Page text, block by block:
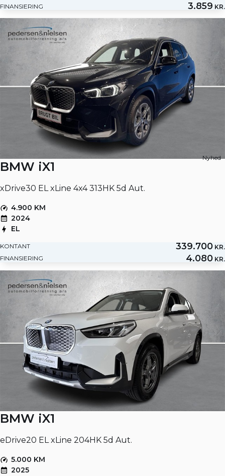
FINANSIERING
3.859 KR.
Nyhed
BMW iX1
xDrive30 EL xLine 4x4 313HK 5d Aut.
4.900 KM
2024
EL
KONTANT 339.700 KR.
FINANSIERING
4.080 KR.
BMW iX1
eDrive20 EL xLine 204HK 5d Aut.
5.000 KM
2025